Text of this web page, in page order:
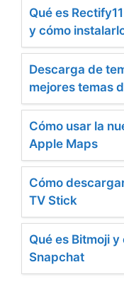
Qué es
y cómo
Descarga de
mejores temas
Cómo usar la
Apple Maps
Cómo
TV Stick
Qué es Bitmoji
Snapchat